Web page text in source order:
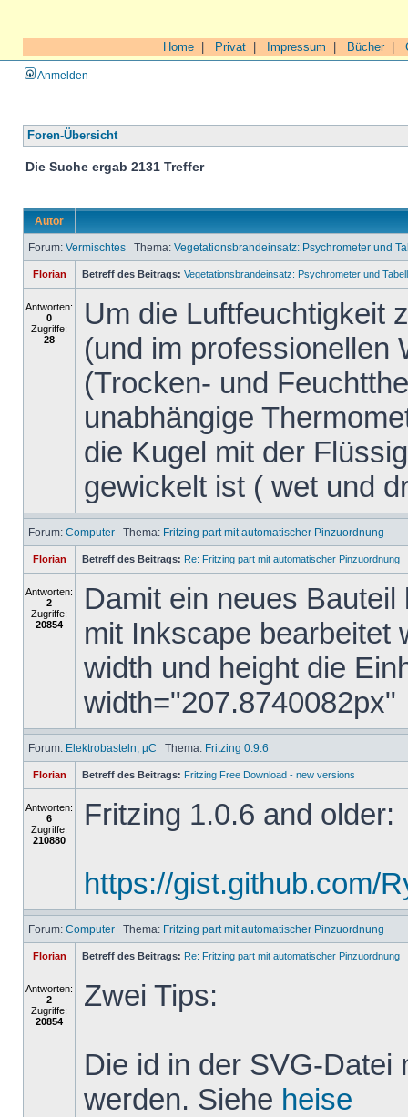
Home Privat Impressum Bücher|
Anmelden
Foren-Übersicht
Die Suche ergab 2131 Treffer
Autor
Forum: Vermischtes Thema: Vegetationsbrandeinsatz: Psychrometer und
Florian Betreff des Beitrags: Vegetationsbrandeinsatz: Psychrometer und
Antworten:
0
Zugriffe:
28
Um die Luftfeuchtigkeit
(und im professionellen
(Trocken- und
unabhängige
die Kugel mit der
gewickelt ist ( wet und
Forum: Computer Thema: Fritzing part mit automatischer Pinzuordnung
Florian Betreff des Beitrags: Re: Fritzing part mit automatischer Pinzuordnung
Antworten:
2
Zugriffe:
20854
Damit ein neues
mit Inkscape bearbeitet
width und height die
width="207.8740082px"
Forum: Elektrobasteln, µC Thema: Fritzing 0.9.6
Florian Betreff des Beitrags: Fritzing Free Download - new versions
Antworten:
6
Zugriffe:
210880
Fritzing 1.0.6 and older:
https://gist.github.com/
Forum: Computer Thema: Fritzing part mit automatischer Pinzuordnung
Florian Betreff des Beitrags: Re: Fritzing part mit automatischer Pinzuordnung
Antworten:
2
Zugriffe:
20854
Zwei Tips:
Die id in der SVG-Datei
werden. Siehe heise